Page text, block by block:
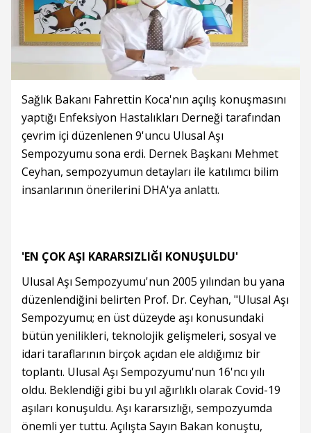
Sağlık Bakanı Fahrettin Koca'nın açılış konuşmasını
yaptığı Enfeksiyon Hastalıkları Derneği tarafından
çevrim içi düzenlenen 9'uncu Ulusal Aşı
Sempozyumu sona erdi. Dernek Başkanı Mehmet
Ceyhan, sempozyumun detayları ile katılımcı bilim
insanlarının önerilerini DHA'ya anlattı.
'EN ÇOK AŞI KARARSIZLIĞI KONUŞULDU'
Ulusal Aşı Sempozyumu'nun 2005 yılından bu yana
düzenlendiğini belirten Prof. Dr. Ceyhan, "Ulusal Aşı
Sempozyumu; en üst düzeyde aşı konusundaki
bütün yenilikleri, teknolojik gelişmeleri, sosyal ve
idari taraflarının birçok açıdan ele aldığımız bir
toplantı. Ulusal Aşı Sempozyumu'nun 16'ncı yılı
oldu. Beklendiği gibi bu yıl ağırlıklı olarak Covid-19
aşıları konuşuldu. Aşı kararsızlığı, sempozyumda
önemli yer tuttu. Açılışta Sayın Bakan konuştu,